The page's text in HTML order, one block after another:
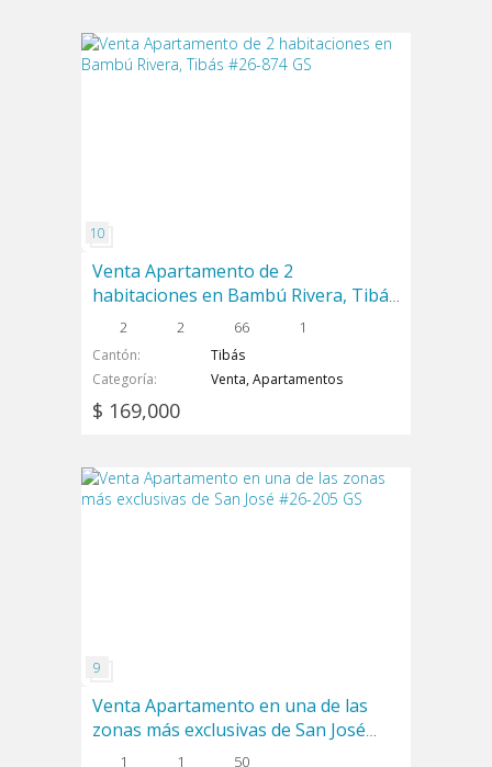
Venta Apartamento de 2
habitaciones en Bambú Rivera, Tibás
#26-874 GS
2 2 66 1
Cantón
Tibás
Categoría
Venta, Apartamentos
$ 169,000
Venta Apartamento en una de las
zonas más exclusivas de San José
#26-205 GS
1 1 50